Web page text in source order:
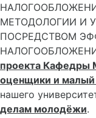
МЕТОДОЛОГИИ И
ПОСРЕДСТВОМ
проекта Кафедры
оценщики и малый
нашего
делам молодёжи.